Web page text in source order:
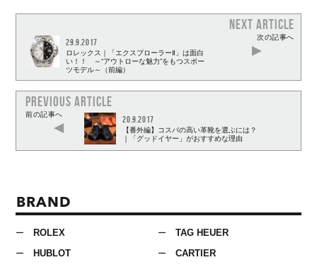
NEXT ARTICLE
次の記事へ
29.9.2017
ロレックス｜「エクスプローラーⅡ」は面白
い！！ ～“アウトローな魅力”をもつスポー
ツモデル～（前編）
PREVIOUS ARTICLE
前の記事へ
20.9.2017
【番外編】コスパの高い革靴を選ぶには？
｜「グッドイヤー」がおすすめな理由
BRAND
ROLEX
TAG HEUER
HUBLOT
CARTIER